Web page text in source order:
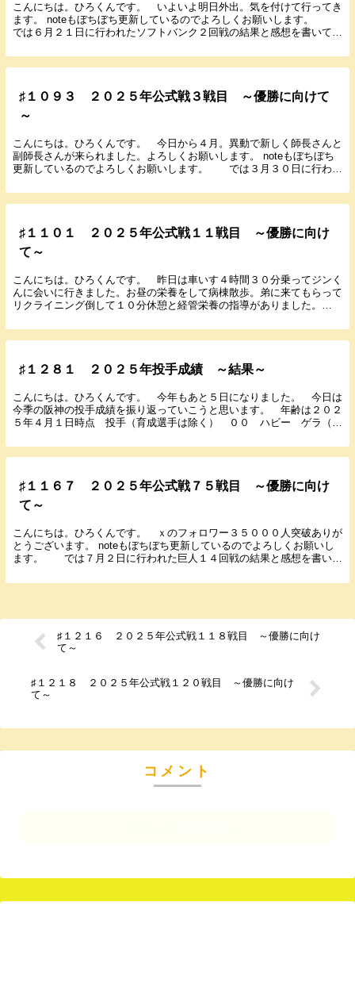
こんにちは。ひろくんです。 いよいよ明日外出。気を付けて行ってき
ます。 noteもぼちぼち更新しているのでよろしくお願いします。
では６月２１日に行われたソフトバンク２回戦の結果と感想を書いてい
♯１０９３ ２０２５年公式戦３戦目 ～優勝に向けて
～
こんにちは。ひろくんです。 今日から４月。異動で新しく師長さんと
副師長さんが来られました。よろしくお願いします。 noteもぼちぼち
更新しているのでよろしくお願いします。 では３月３０日に行われ
♯１１０１ ２０２５年公式戦１１戦目 ～優勝に向け
て～
こんにちは。ひろくんです。 昨日は車いす４時間３０分乗ってジンく
んに会いに行きました。お昼の栄養をして病棟散歩。弟に来てもらって
リクライニング倒して１０分休憩と経管栄養の指導がありました。
♯１２８１ ２０２５年投手成績 ～結果～
こんにちは。ひろくんです。 今年もあと５日になりました。 今日は
今季の阪神の投手成績を振り返っていこうと思います。 年齢は２０２
５年４月１日時点 投手（育成選手は除く） ００ ハビー ゲラ（２
♯１１６７ ２０２５年公式戦７５戦目 ～優勝に向け
て～
こんにちは。ひろくんです。 ｘのフォロワー３５０００人突破ありが
とうございます。 noteもぼちぼち更新しているのでよろしくお願いし
ます。 では７月２日に行われた巨人１４回戦の結果と感想を書いて
♯１２１６ ２０２５年公式戦１１８戦目 ～優勝に向け
て～
♯１２１８ ２０２５年公式戦１２０戦目 ～優勝に向け
て～
コメント